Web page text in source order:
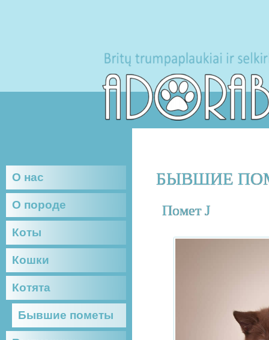
О нас
О породе
Коты
Кошки
Котята
Бывшие пометы
БЫВШИЕ
Помет J